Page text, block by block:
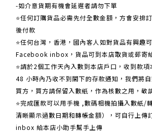
-如介意貨期有機會延遲者請勿下單
⭐任何訂購貨品必需先付全數金額，方會安排
後付款
⭐任何台灣，香港，國內客人如對貨品有興趣
Facebook inbox，貨品可到本店取貨或郵寄
​​⭐請於2個工作天內入數到本店戶口，收到款
48 小時內乃收不到閣下的存款通知，我們將
買方，買方請保留入數紙，作為核數之用，敬
⭐完成匯款可以用手機 ,數碼相機拍攝入數紙/
清晰顯示過數日期和轉帳金額），可自行上
inbox 給本店小助手幫手上傳